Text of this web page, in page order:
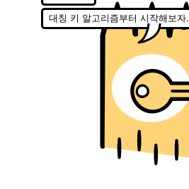
대칭 키 알고리즘부터 시작해보자.